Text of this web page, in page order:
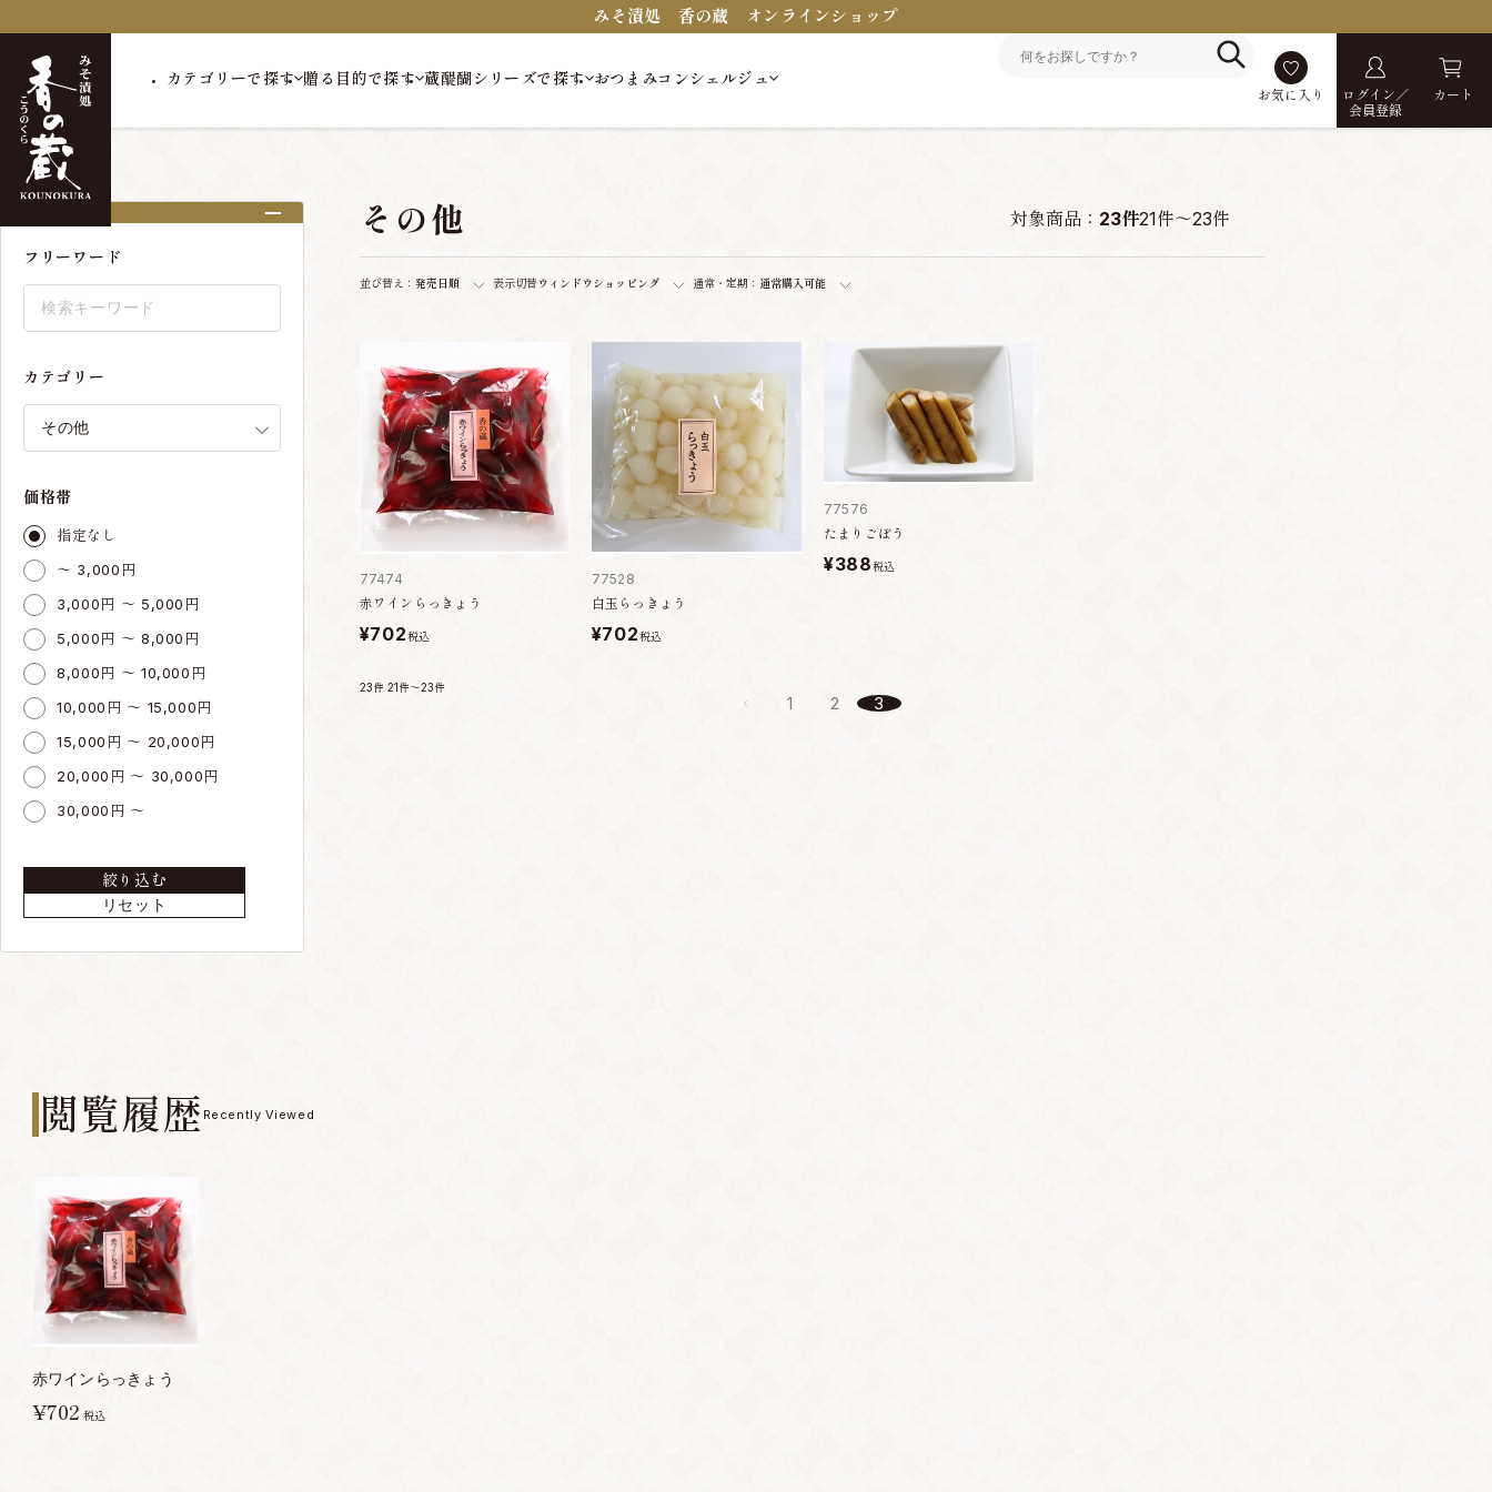
みそ漬処 香の蔵 オンラインショップ
カテゴリーで探す 贈る目的で探す 蔵醍醐シリーズで探す おつまみコンシェルジュ
お気に入り
ログイン／
会員登録
カート
トップ その他
フリーワード
カテゴリー
価格帯
指定なし
～ 3,000円
3,000円 ～ 5,000円
5,000円 ～ 8,000円
8,000円 ～ 10,000円
10,000円 ～ 15,000円
15,000円 ～ 20,000円
20,000円 ～ 30,000円
30,000円 ～
絞り込む
リセット
その他 対象商品： 23件21件～23件
並び替え： 発売日順 表示切替 ウィンドウショッピング 通常・定期： 通常購入可能
77474
赤ワインらっきょう
¥702税込
77528
白玉らっきょう
¥702税込
77576
たまりごぼう
¥388税込
23件 21件～23件
1 2 3
閲覧履歴 Recently Viewed
赤ワインらっきょう
¥702 税込